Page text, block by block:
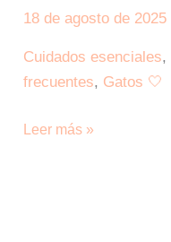
18 de agosto de 2025
Cuidados esenciales,
frecuentes, Gatos 🤍
saber
el
Virus
Leer más »